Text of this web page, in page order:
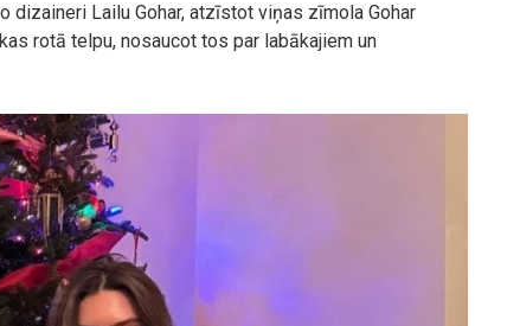
dizaineri Lailu Gohar, atzīstot viņas zīmola Gohar
rotā telpu, nosaucot tos par labākajiem un